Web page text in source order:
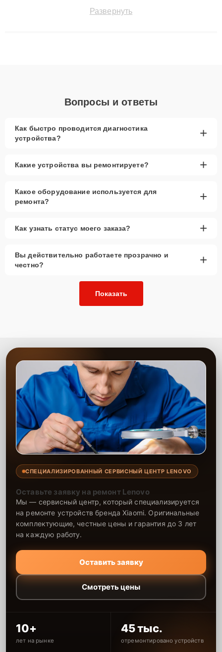
технику с сохранением гарантии до 3 лет. Наши мастера
Развернуть
Вопросы и ответы
Как быстро проводится диагностика
устройства?
+
Какие устройства вы ремонтируете? +
Какое оборудование используется для
ремонта?
+
Как узнать статус моего заказа? +
Вы действительно работаете прозрачно и
честно?
+
Показать
СПЕЦИАЛИЗИРОВАННЫЙ СЕРВИСНЫЙ ЦЕНТР LENOVO
Оставьте заявку на ремонт Lenovo
Мы — сервисный центр, который специализируется
на ремонте устройств бренда Xiaomi. Оригинальные
комплектующие, честные цены и гарантия до 3 лет
на каждую работу.
Оставить заявку
Смотреть цены
10+
лет на рынке
45 тыс.
отремонтировано устройств